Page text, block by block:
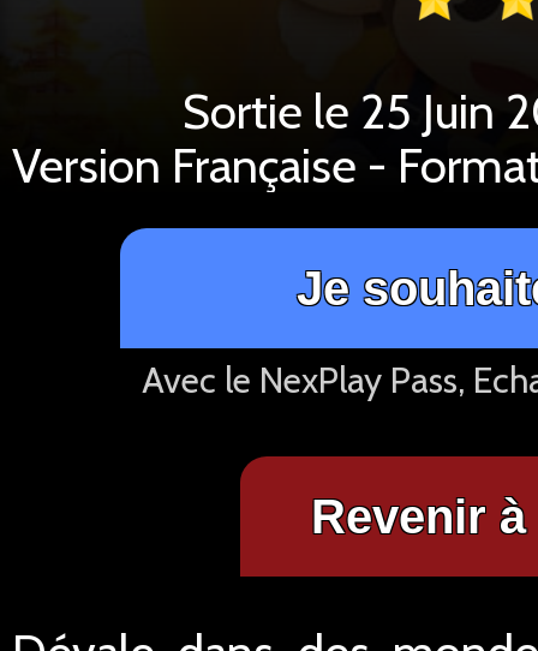
Sortie le 25 Juin
Version Française -
Je
Avec le NexPlay Pass,
Revenir